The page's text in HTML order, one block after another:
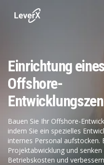
Einrichtung
Offshore-
Bauen Sie Ihr Offshore-
indem Sie ein spezielles
internes Personal aufstocken.
Projektabwicklung und
Betriebskosten und